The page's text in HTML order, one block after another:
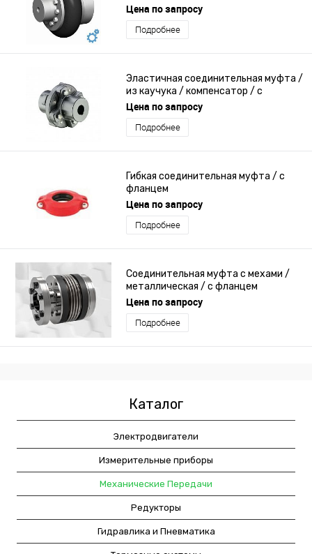
Цена по запросу
Подробнее
Эластичная соединительная муфта /
из каучука / компенсатор / с
фланцем
Цена по запросу
Подробнее
Гибкая соединительная муфта / с
фланцем
Цена по запросу
Подробнее
Соединительная муфта с мехами /
металлическая / с фланцем
Цена по запросу
Подробнее
Каталог
Электродвигатели
Измерительные приборы
Механические Передачи
Редукторы
Гидравлика и Пневматика